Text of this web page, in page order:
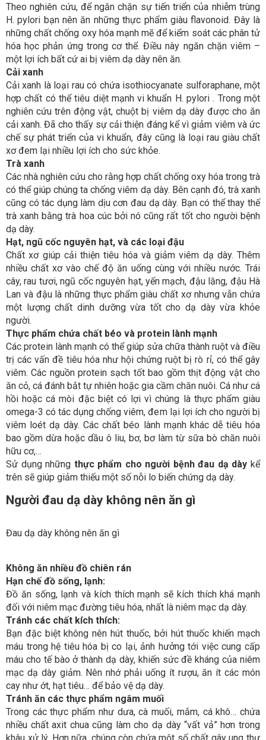
Theo nghiên cứu, để ngăn chặn sự tiến triển của nhiễm trùng
H. pylori bạn nên ăn những thực phẩm giàu flavonoid. Đây là
những chất chống oxy hóa mạnh mẽ để kiểm soát các phân tử
hóa học phản ứng trong cơ thể. Điều này ngăn chặn viêm –
một lợi ích bất cứ ai bị viêm dạ dày nên ăn.
Cải xanh
Cải xanh là loại rau có chứa isothiocyanate sulforaphane, một
hợp chất có thể tiêu diệt mạnh vi khuẩn H. pylori . Trong một
nghiên cứu trên động vật, chuột bị viêm dạ dày được cho ăn
cải xanh. Đã cho thấy sự cải thiện đáng kể vì giảm viêm và ức
chế sự phát triển của vi khuẩn, đây cũng là loại rau giàu chất
xơ đem lại nhiều lợi ích cho sức khỏe.
Trà xanh
Các nhà nghiên cứu cho rằng hợp chất chống oxy hóa trong trà
có thể giúp chúng ta chống viêm dạ dày. Bên cạnh đó, trà xanh
cũng có tác dụng làm dịu cơn đau dạ dày. Bạn có thể thay thế
trà xanh bằng trà hoa cúc bởi nó cũng rất tốt cho người bệnh
dạ dày.
Hạt, ngũ cốc nguyên hạt, và các loại đậu
Chất xơ giúp cải thiện tiêu hóa và giảm viêm dạ dày. Thêm
nhiều chất xơ vào chế độ ăn uống cùng với nhiều nước. Trái
cây, rau tươi, ngũ cốc nguyên hạt, yến mạch, đậu lăng, đậu Hà
Lan và đậu là những thực phẩm giàu chất xơ nhưng vẫn chứa
một lượng chất dinh dưỡng vừa tốt cho dạ dày vừa khỏe
người.
Thực phẩm chứa chất béo và protein lành mạnh
Các protein lành mạnh có thể giúp sửa chữa thành ruột và điều
trị các vấn đề tiêu hóa như hội chứng ruột bị rò rỉ, có thể gây
viêm. Các nguồn protein sạch tốt bao gồm thịt động vật cho
ăn cỏ, cá đánh bắt tự nhiên hoặc gia cầm chăn nuôi. Cá như cá
hồi hoặc cá mòi đặc biệt có lợi vì chúng là thực phẩm giàu
omega-3 có tác dụng chống viêm, đem lại lợi ích cho người bị
viêm loét dạ dày. Các chất béo lành mạnh khác dễ tiêu hóa
bao gồm dừa hoặc dầu ô liu, bơ, bơ làm từ sữa bò chăn nuôi
hữu cơ,…
Sử dụng những thực phẩm cho người bệnh đau dạ dày kể
trên sẽ giúp giảm thiếu một số nỗi lo biến chứng dạ dày.
Người đau dạ dày không nên ăn gì
Đau dạ dày không nên ăn gì
Không ăn nhiều đồ chiên rán
Hạn chế đồ sống, lạnh:
Đồ ăn sống, lạnh và kích thích mạnh sẽ kích thích khá mạnh
đối với niêm mạc đường tiêu hóa, nhất là niêm mạc dạ dày.
Tránh các chất kích thích:
Bạn đặc biệt không nên hút thuốc, bởi hút thuốc khiến mạch
máu trong hệ tiêu hóa bị co lại, ảnh hưởng tới việc cung cấp
máu cho tế bào ở thành dạ dày, khiến sức đề kháng của niêm
mạc dạ dày giảm. Nên nhớ phải uống ít rượu, ăn ít các món
cay như ớt, hạt tiêu… để bảo vệ dạ dày.
Tránh ăn các thực phẩm ngâm muối
Trong các thực phẩm như dưa, cà muối, mắm, cá khô… chứa
nhiều chất axit chua cũng làm cho dạ dày “vất vả” hơn trong